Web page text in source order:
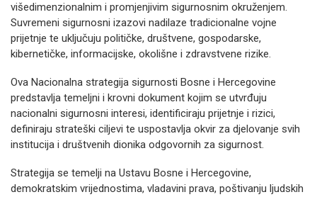
višedimenzionalnim i promjenjivim sigurnosnim okruženjem.
Suvremeni sigurnosni izazovi nadilaze tradicionalne vojne
prijetnje te uključuju političke, društvene, gospodarske,
kibernetičke, informacijske, okolišne i zdravstvene rizike.
Ova Nacionalna strategija sigurnosti Bosne i Hercegovine
predstavlja temeljni i krovni dokument kojim se utvrđuju
nacionalni sigurnosni interesi, identificiraju prijetnje i rizici,
definiraju strateški ciljevi te uspostavlja okvir za djelovanje svih
institucija i društvenih dionika odgovornih za sigurnost.
Strategija se temelji na Ustavu Bosne i Hercegovine,
demokratskim vrijednostima, vladavini prava, poštivanju ljudskih